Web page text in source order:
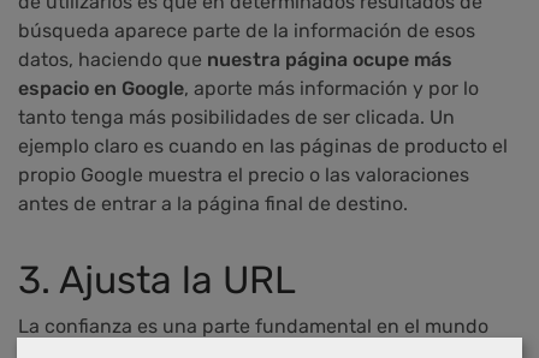
búsqueda aparece parte de la información de esos
datos, haciendo que nuestra página ocupe más
espacio en Google, aporte más información y por lo
tanto tenga más posibilidades de ser clicada. Un
ejemplo claro es cuando en las páginas de producto el
propio Google muestra el precio o las valoraciones
antes de entrar a la página final de destino.
3. Ajusta la URL
La confianza es una parte fundamental en el mundo